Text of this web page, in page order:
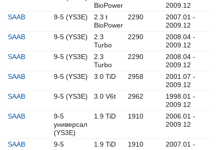
BioPower
2009.12
SAAB
9-5 (YS3E)
2.3 t
BioPower
2290
2007.01 -
2009.12
SAAB
9-5 (YS3E)
2.3
Turbo
2290
2008.04 -
2009.12
SAAB
9-5 (YS3E)
2.3
Turbo
2290
2008.04 -
2009.12
SAAB
9-5 (YS3E) 3.0 TiD 2958
2001.07 -
2009.12
SAAB
9-5 (YS3E) 3.0 V6t 2962
1998.01 -
2009.12
SAAB
9-5
универсал
(YS3E)
1.9 TiD 1910
2006.01 -
2009.12
SAAB
9-5
1.9 TiD 1910
2007.01 -